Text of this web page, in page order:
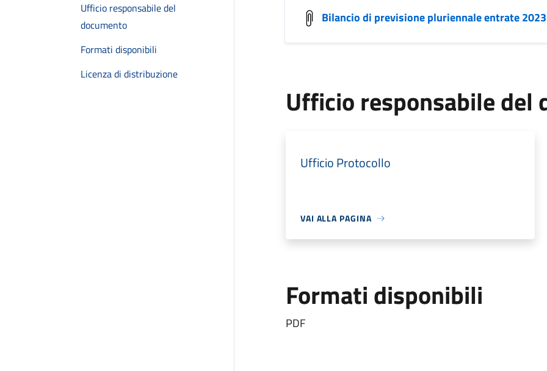
Ufficio responsabile del
documento
Formati disponibili
Licenza di distribuzione
Bilancio di previsione pluriennale entrate
Ufficio responsabile del
Ufficio Protocollo
VAI ALLA PAGINA
Formati disponibili
PDF